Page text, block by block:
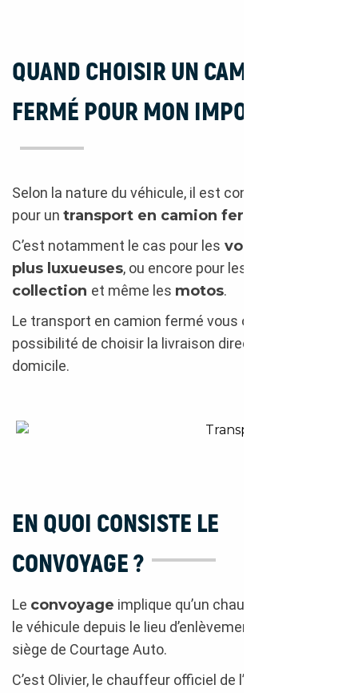
QUAND CHOISIR UN CAMION
FERMÉ POUR MON IMPORT ?
Selon la nature du véhicule, il est conseillé d’opter
pour un transport en camion fermé
C’est notamment le cas pour les voitures les
plus luxueuses, ou encore pour les
collection et même les motos.
Le transport en camion fermé vous offre la
possibilité de choisir la livraison directement à
domicile.
EN QUOI CONSISTE LE
CONVOYAGE ?
Le convoyage implique qu’un chauffeur conduise
le véhicule depuis le lieu d’enlèvement jusqu’au
siège de Courtage Auto.
C’est Olivier, le chauffeur officiel de l’entreprise, qui